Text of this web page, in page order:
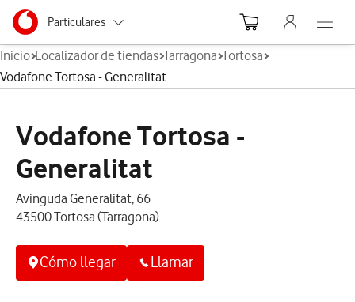
Ir a la pagina principal de vodafone.es
Menu navegación Segmento
Particulares
Autónomos
Grandes empresas
Menu
Abre el
Inicio Localizador de tiendas Tarragona Tortosa
Vodafone Tortosa - Generalitat
Vodafone Tortosa -
Generalitat
Avinguda Generalitat, 66
43500 Tortosa (Tarragona)
Cómo llegar Llamar